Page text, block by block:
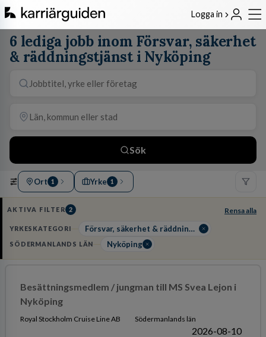
Logga in
6 lediga jobb inom Försvar, säkerhet
& räddningstjänst i Nyköping
Sök
Ort 1 Yrke 1
AKTIVA FILTER 2 Rensa alla
YRKESKATEGORI Försvar, säkerhet & räddningstjänst
SÖDERMANLANDS LÄN Nyköping
Besättningsmedlem / jungman till MS Svea Lejon i
Nyköping
Royal Stockholm Cruise Line AB Södermanlands län
2026-08-10